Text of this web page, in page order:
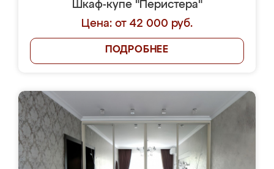
Шкаф-купе "Перистера"
Цена: от 42 000 руб.
ПОДРОБНЕЕ